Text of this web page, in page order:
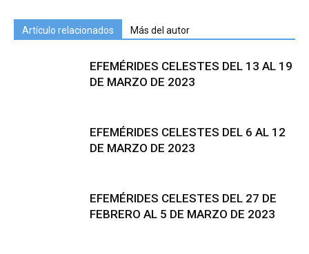
Artículo relacionados Más del autor
EFEMÉRIDES CELESTES DEL 13 AL 19
DE MARZO DE 2023
EFEMÉRIDES CELESTES DEL 6 AL 12
DE MARZO DE 2023
EFEMÉRIDES CELESTES DEL 27 DE
FEBRERO AL 5 DE MARZO DE 2023